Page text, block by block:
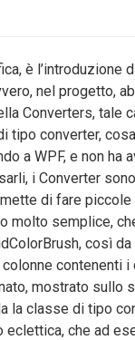
è l’introduzione
nel progetto,
Converters, tale
tipo converter,
a WPF, e non ha
i Converter
di fare piccole
molto semplice,
così
contenenti i
mostrato sullo
la classe di tipo
eclettica, che ad